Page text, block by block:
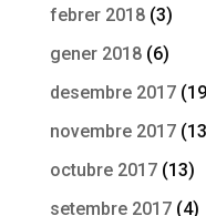
febrer 2018(3)
gener 2018(6)
desembre 2017
novembre 2017
octubre 2017(13)
setembre 2017(4)